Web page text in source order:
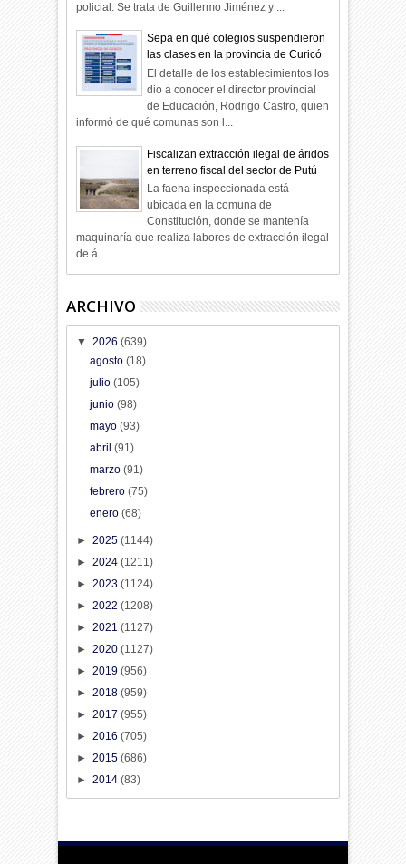
policial. Se trata de Guillermo Jiménez y ...
Sepa en qué colegios suspendieron
las clases en la provincia de Curicó
El detalle de los establecimientos los
dio a conocer el director provincial
de Educación, Rodrigo Castro, quien
informó de qué comunas son l...
Fiscalizan extracción ilegal de áridos
en terreno fiscal del sector de Putú
La faena inspeccionada está
ubicada en la comuna de
Constitución, donde se mantenía
maquinaría que realiza labores de extracción ilegal
de á...
ARCHIVO
▼2026(639)
agosto (18)
julio (105)
junio (98)
mayo (93)
abril (91)
marzo (91)
febrero (75)
enero (68)
►2025(1144)
►2024(1211)
►2023(1124)
►2022(1208)
►2021(1127)
►2020(1127)
►2019(956)
►2018(959)
►2017(955)
►2016(705)
►2015(686)
►2014(83)